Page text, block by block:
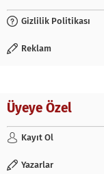
Gizlilik Politikası
Reklam
Üyeye Özel
Kayıt Ol
Yazarlar